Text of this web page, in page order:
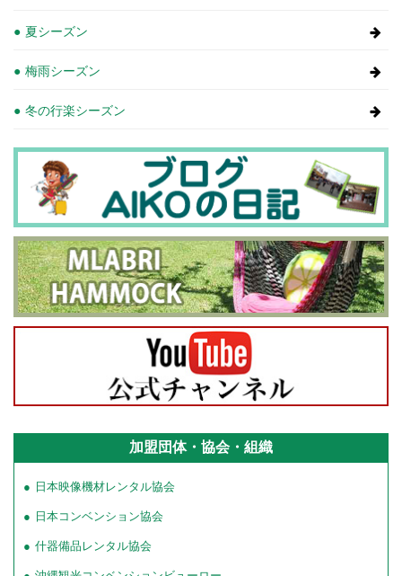
夏シーズン
梅雨シーズン
冬の行楽シーズン
加盟団体・協会・組織
日本映像機材レンタル協会
日本コンベンション協会
什器備品レンタル協会